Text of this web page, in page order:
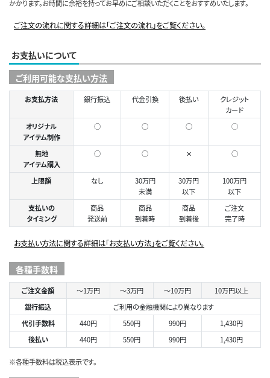
かかります。お時間に余裕を持ってお早めにご相談いただくことをおすすめいたします。
ご注文の流れに関する詳細は「ご注文の流れ」をご覧ください。
お支払いについて
ご利用可能な支払い方法
お支払方法 銀行振込 代金引換 後払い
クレジット
カード
オリジナル
アイテム制作
○ ○ ○ ◯
無地
アイテム購入
○ ○ ✕ ○
上限額 なし
30万円
未満
30万円
以下
100万円
以下
支払いの
タイミング
商品
発送前
商品
到着時
商品
到着後
ご注文
完了時
お支払い方法に関する詳細は「お支払い方法」をご覧ください。
各種手数料
ご注文金額 ～1万円 ～3万円 ～10万円
10万円以上
銀行振込
ご利用の金融機関により異なります
代引手数料
440円 550円 990円
1,430円
後払い
440円 550円 990円 1,430円
※各種手数料は税込表示です。